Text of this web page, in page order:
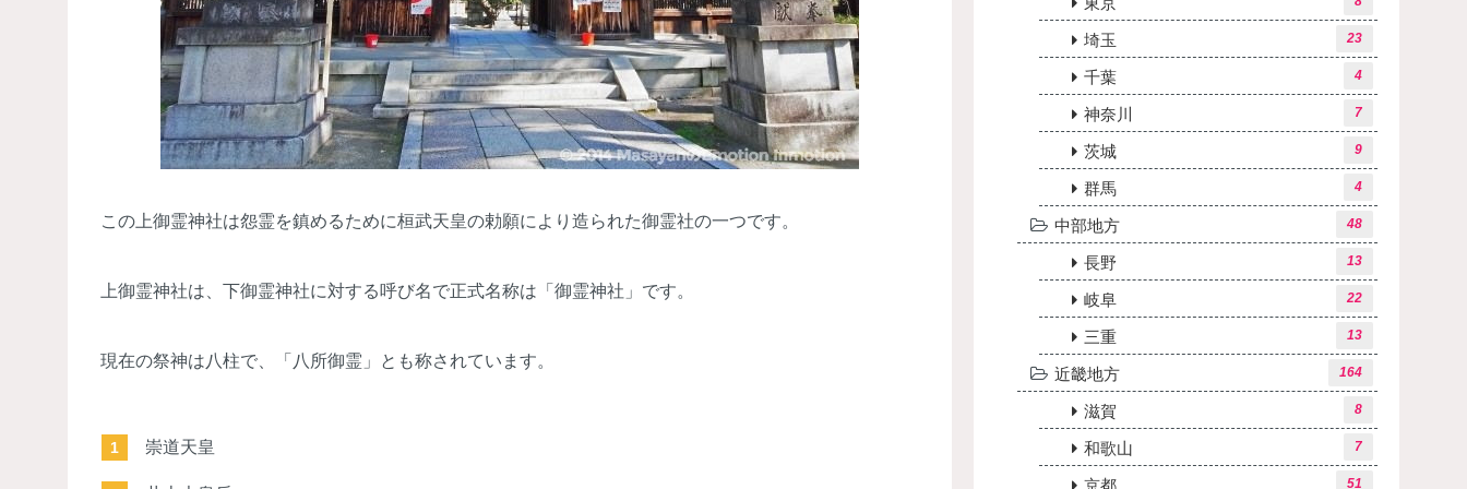
この上御霊神社は怨霊を鎮めるために桓武天皇の勅願により造られた御霊社の一つです。
上御霊神社は、下御霊神社に対する呼び名で正式名称は「御霊神社」です。
現在の祭神は八柱で、「八所御霊」とも称されています。
崇道天皇
埼玉 23
千葉 4
神奈川 7
茨城 9
群馬 4
中部地方 48
長野 13
岐阜 22
三重 13
近畿地方 164
滋賀 8
和歌山 7
京都 51